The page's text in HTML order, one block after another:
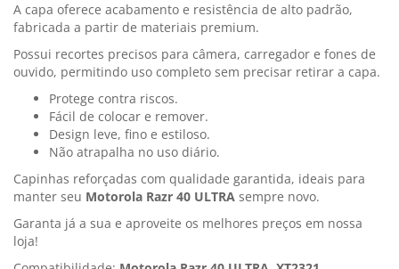
A capa oferece acabamento e resistência de alto padrão,
fabricada a partir de materiais premium.
Possui recortes precisos para câmera, carregador e fones de
ouvido, permitindo uso completo sem precisar retirar a capa.
Protege contra riscos.
Fácil de colocar e remover.
Design leve, fino e estiloso.
Não atrapalha no uso diário.
Capinhas reforçadas com qualidade garantida, ideais para
manter seu Motorola Razr 40 ULTRA sempre novo.
Garanta já a sua e aproveite os melhores preços em nossa
loja!